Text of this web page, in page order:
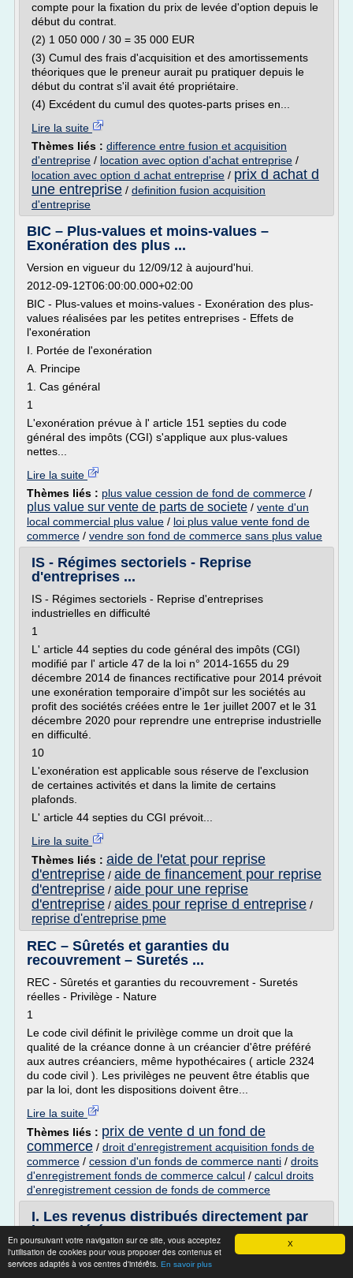
X
En poursuivant votre navigation sur ce site, vous acceptez
l'utilisation de cookies pour vous proposer des contenus et
services adaptés à vos centres d'intérêts. En savoir plus
compte pour la fixation du prix de levée d'option depuis le
début du contrat.
(2) 1 050 000 / 30 = 35 000 EUR
(3) Cumul des frais d'acquisition et des amortissements
théoriques que le preneur aurait pu pratiquer depuis le
début du contrat s'il avait été propriétaire.
(4) Excédent du cumul des quotes-parts prises en...
Lire la suite
Thèmes liés : difference entre fusion et acquisition
d'entreprise / location avec option d'achat entreprise /
location avec option d achat entreprise / prix d achat d
une entreprise / definition fusion acquisition
d'entreprise
BIC – Plus-values et moins-values –
Exonération des plus ...
Version en vigueur du 12/09/12 à aujourd'hui.
2012-09-12T06:00:00.000+02:00
BIC - Plus-values et moins-values - Exonération des plus-
values réalisées par les petites entreprises - Effets de
l'exonération
I. Portée de l'exonération
A. Principe
1. Cas général
1
L'exonération prévue à l' article 151 septies du code
général des impôts (CGI) s'applique aux plus-values
nettes...
Lire la suite
Thèmes liés : plus value cession de fond de commerce /
plus value sur vente de parts de societe / vente d'un
local commercial plus value / loi plus value vente fond de
commerce / vendre son fond de commerce sans plus value
IS - Régimes sectoriels - Reprise
d'entreprises ...
IS - Régimes sectoriels - Reprise d'entreprises
industrielles en difficulté
1
L' article 44 septies du code général des impôts (CGI)
modifié par l' article 47 de la loi n° 2014-1655 du 29
décembre 2014 de finances rectificative pour 2014 prévoit
une exonération temporaire d'impôt sur les sociétés au
profit des sociétés créées entre le 1er juillet 2007 et le 31
décembre 2020 pour reprendre une entreprise industrielle
en difficulté.
10
L'exonération est applicable sous réserve de l'exclusion
de certaines activités et dans la limite de certains
plafonds.
L' article 44 septies du CGI prévoit...
Lire la suite
Thèmes liés : aide de l'etat pour reprise
d'entreprise / aide de financement pour reprise
d'entreprise / aide pour une reprise
d'entreprise / aides pour reprise d entreprise /
reprise d'entreprise pme
REC – Sûretés et garanties du
recouvrement – Suretés ...
REC - Sûretés et garanties du recouvrement - Suretés
réelles - Privilège - Nature
1
Le code civil définit le privilège comme un droit que la
qualité de la créance donne à un créancier d'être préféré
aux autres créanciers, même hypothécaires ( article 2324
du code civil ). Les privilèges ne peuvent être établis que
par la loi, dont les dispositions doivent être...
Lire la suite
Thèmes liés : prix de vente d un fond de
commerce / droit d'enregistrement acquisition fonds de
commerce / cession d'un fonds de commerce nanti / droits
d'enregistrement fonds de commerce calcul / calcul droits
d'enregistrement cession de fonds de commerce
I. Les revenus distribués directement par
les sociétés
Comparer les versions sélectionnées
2014-02-11T11:03:49.000+01:002016-07-